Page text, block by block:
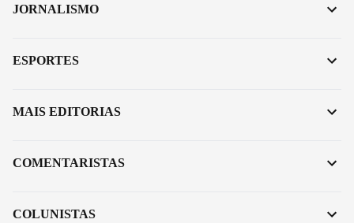
JORNALISMO
ESPORTES
MAIS EDITORIAS
COMENTARISTAS
COLUNISTAS